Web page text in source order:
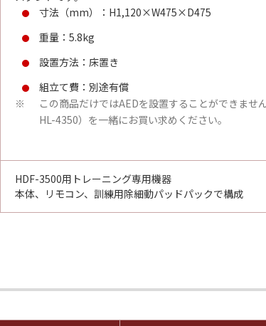
寸法（mm）：H1,120×W475×D475
重量：5.8kg
設置方法：床置き
組立て費：別途有償
※
この商品だけではAEDを設置することができませ
HL-4350）を一緒にお買い求めください。
HDF-3500用トレーニング専用機器
本体、リモコン、訓練用除細動パッドパックで構成